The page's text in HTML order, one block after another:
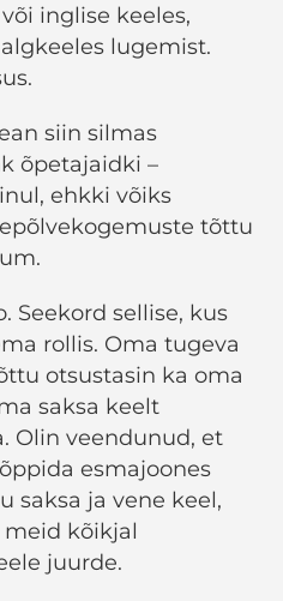
inglise keeles,
lugemist.
siin silmas
õpetajaidki –
ehkki võiks
tõttu
Seekord sellise, kus
rollis. Oma tugeva
otsustasin ka oma
saksa keelt
Olin veendunud, et
esmajoones
saksa ja vene keel,
kõikjal
juurde.